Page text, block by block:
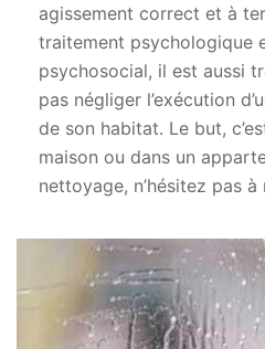
agissement correct et à
traitement psychologique
psychosocial, il est aussi
pas négliger l’exécution
de son habitat. Le but,
maison ou dans un
nettoyage, n’hésitez pas